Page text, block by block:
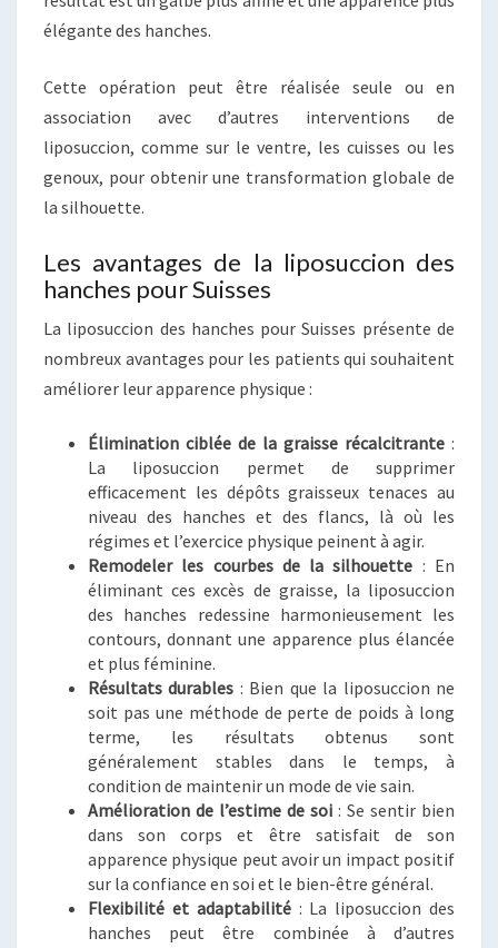
élégante des hanches.
Cette opération peut être réalisée seule ou en
association avec d’autres interventions de
liposuccion, comme sur le ventre, les cuisses ou les
genoux, pour obtenir une transformation globale de
la silhouette.
Les avantages de la liposuccion des
hanches pour Suisses
La liposuccion des hanches pour Suisses présente de
nombreux avantages pour les patients qui souhaitent
améliorer leur apparence physique :
Élimination ciblée de la graisse récalcitrante :
La liposuccion permet de supprimer
efficacement les dépôts graisseux tenaces au
niveau des hanches et des flancs, là où les
régimes et l’exercice physique peinent à agir.
Remodeler les courbes de la silhouette : En
éliminant ces excès de graisse, la liposuccion
des hanches redessine harmonieusement les
contours, donnant une apparence plus élancée
et plus féminine.
Résultats durables : Bien que la liposuccion ne
soit pas une méthode de perte de poids à long
terme, les résultats obtenus sont
généralement stables dans le temps, à
condition de maintenir un mode de vie sain.
Amélioration de l’estime de soi : Se sentir bien
dans son corps et être satisfait de son
apparence physique peut avoir un impact positif
sur la confiance en soi et le bien-être général.
Flexibilité et adaptabilité: La liposuccion des
hanches peut être combinée à d’autres